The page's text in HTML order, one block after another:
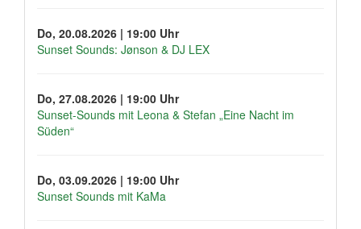
Do, 20.08.2026 | 19:00 Uhr
Sunset Sounds: Jønson & DJ LEX
Do, 27.08.2026 | 19:00 Uhr
Sunset-Sounds mit Leona & Stefan „Eine Nacht im
Süden“
Do, 03.09.2026 | 19:00 Uhr
Sunset Sounds mit KaMa